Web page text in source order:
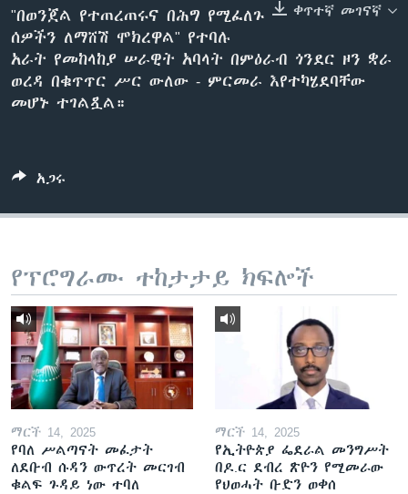
ቋንቋዎች
ቀጥተኛ መገናኛ
"በወንጀል የተጠረጠሩና በሕግ የሚፈለጉ
ሰዎችን ለማሸሽ ሞክረዋል" የተባሉ
አራት የመከላከያ ሠራዊት አባላት በምዕራብ ጎንደር ዞን ቋራ
ወረዳ በቁጥጥር ሥር ውለው - ምርመራ እየተካሄደባቸው
መሆኑ ተገልጿል።
አጋሩ
የፕሮግራሙ ተከታታይ ክፍሎች
ማርች 14, 2025
የባለ ሥልጣናት መፈታት
ለደቡብ ሱዳን ውጥረት መርገብ
ቁልፍ ጉዳይ ነው ተባለ
ማርች 14, 2025
የኢትዮጵያ ፌደራል መንግሥት
በዶ.ር ደብረ ጽዮን የሚመራው
የህወሓት ቡድን ወቀሰ